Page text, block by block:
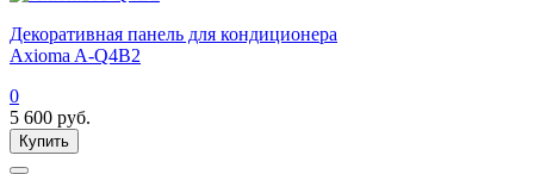
Декоративная панель для кондиционера
Axioma A-Q4B2
0
5 600 руб.
Купить